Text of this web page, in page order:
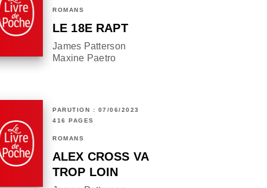
ROMANS
LE 18E RAPT
James Patterson
Maxine Paetro
PARUTION : 07/06/2023
416 PAGES
ROMANS
ALEX CROSS VA
TROP LOIN